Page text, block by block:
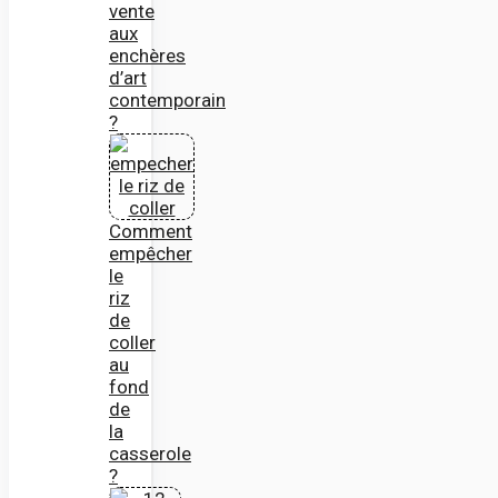
vente
aux
enchères
d’art
contemporain
?
Comment
empêcher
le
riz
de
coller
au
fond
de
la
casserole
?